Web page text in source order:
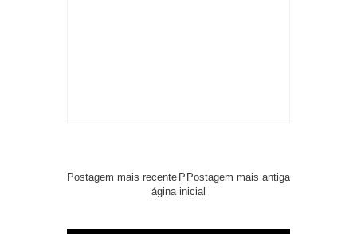
Postagem mais recente Postagem mais antiga
P
ágina inicial